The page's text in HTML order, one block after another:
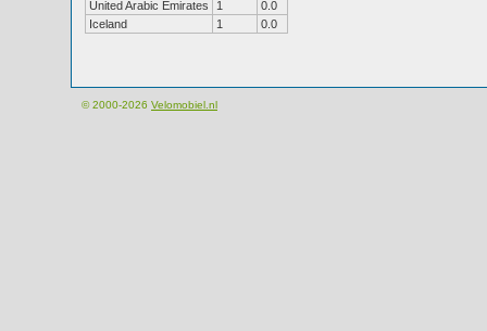
United Arabic Emirates
1
0.0
Iceland
1 0.0
© 2000-2026 Velomobiel.nl